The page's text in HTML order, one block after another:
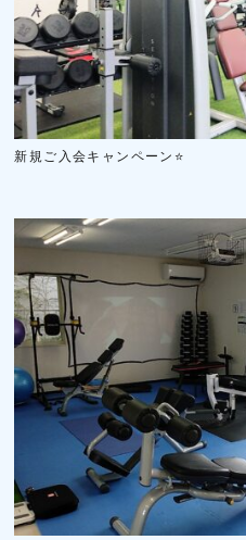
新規ご入会キャンペーン⭐